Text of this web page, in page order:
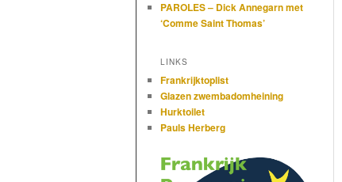
PAROLES – Dick Annegarn met
‘Comme Saint Thomas’
LINKS
Frankrijktoplist
Glazen zwembadomheining
Hurktoilet
Pauls Herberg